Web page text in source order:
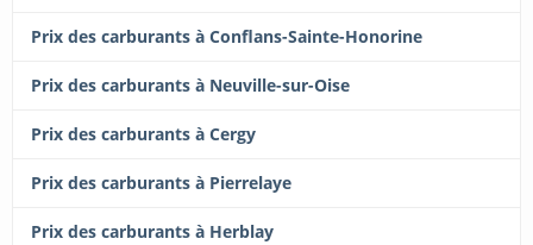
Prix des carburants à Conflans-Sainte-Honorine
Prix des carburants à Neuville-sur-Oise
Prix des carburants à Cergy
Prix des carburants à Pierrelaye
Prix des carburants à Herblay